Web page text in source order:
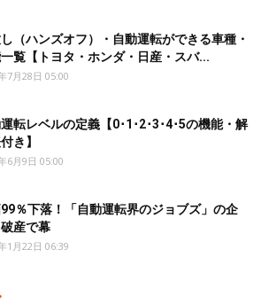
（ハンズオフ）・自動運転ができる車種・
覧【トヨタ・ホンダ・日産・スバ...
7月28日 05:00
転レベルの定義【0･1･2･3･4･5の機能・解
き】
6月9日 05:00
％下落！「自動運転界のジョブズ」の企
産で幕
1月22日 06:39